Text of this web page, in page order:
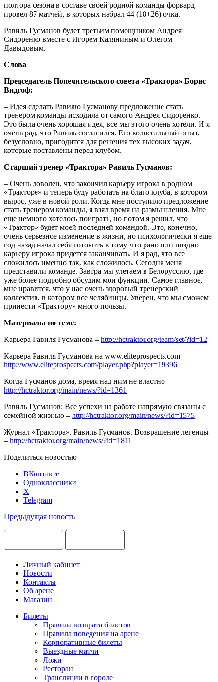
полтора сезона в составе своей родной команды форвард
провел 87 матчей, в которых набрал 44 (18+26) очка.
Равиль Гусманов будет третьим помощником Андрея
Сидоренко вместе с Игорем Каляниным и Олегом
Давыдовым.
Слова
Председатель Попечительского совета «Трактора» Борис
Видгоф:
– Идея сделать Равилю Гусманову предложение стать
тренером команды исходила от самого Андрея Сидоренко.
Это была очень хорошая идея, все мы этого очень хотели. И я
очень рад, что Равиль согласился. Его колоссальный опыт,
безусловно, пригодится для решения тех высоких задач,
которые поставлены перед клубом.
Старший тренер «Трактора» Равиль Гусманов:
– Очень доволен, что закончил карьеру игрока в родном
«Тракторе» и теперь буду работать на благо клуба, в котором
вырос, уже в новой роли. Когда мне поступило предложение
стать тренером команды, я взял время на размышления. Мне
еще немного хотелось поиграть, но потом я решил, что
«Трактор» будет моей последней командой. Это, конечно,
очень серьезное изменение в жизни, но психологически я еще
год назад начал себя готовить к тому, что рано или поздно
карьеру игрока придется заканчивать. И я рад, что все
сложилось именно так, как сложилось. Сегодня меня
представили команде. Завтра мы улетаем в Белоруссию, где
уже более подробно обсудим мои функции. Самое главное,
мне нравится, что у нас очень здоровый тренерский
коллектив, в котором все челябинцы. Уверен, что мы сможем
принести «Трактору» много пользы.
Материалы по теме:
Карьера Равиля Гусманова – http://hctraktor.org/team/set/?id=12
Карьера Равиля Гусманова на www.eliteprospects.com –
http://www.eliteprospects.com/player.php?player=19396
Когда Гусманов дома, время над ним не властно –
http://hctraktor.org/main/news/?id=1361
Равиль Гусманов: Все успехи на работе напрямую связаны с
семейной жизнью – http://hctraktor.org/main/news/?id=1575
Журнал «Трактора». Равиль Гусманов. Возвращение легенды
– http://hctraktor.org/main/news/?id=1811
Поделиться новостью
ВКонтакте
Одноклассники
X
Telegram
Предыдущая новость
Личный кабинет
Новости
Контакты
Об арене
Магазин
Билеты
Правила возврата билетов
Правила поведения на арене
Корпоративные билеты
Выездные матчи
Ложи
Ресторан
Трансляции в городе